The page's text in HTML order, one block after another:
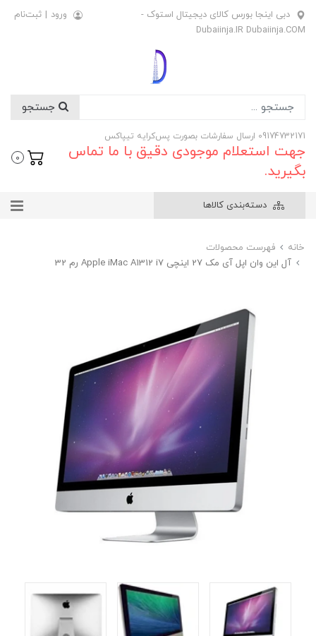
دبی اینجا بورس کالای دیجیتال استوک -
Dubaiinja.IR Dubaiinja.COM
ورود | ثبت‌نام
09174732171 ارسال سفارشات بصورت پس‌کرایه تیپاکس
جهت استعلام موجودی دقیق با ما تماس
بگیرید.
0
دسته‌بندی کالاها
خانه
فهرست محصولات
آل این وان اپل آی مک 27 اینچی Apple iMac A1312 i7 رم 32